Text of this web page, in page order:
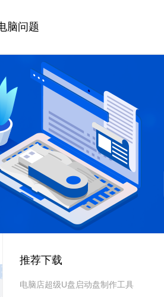
脑问题
推荐下载
电脑店超级U盘启动盘制作工具